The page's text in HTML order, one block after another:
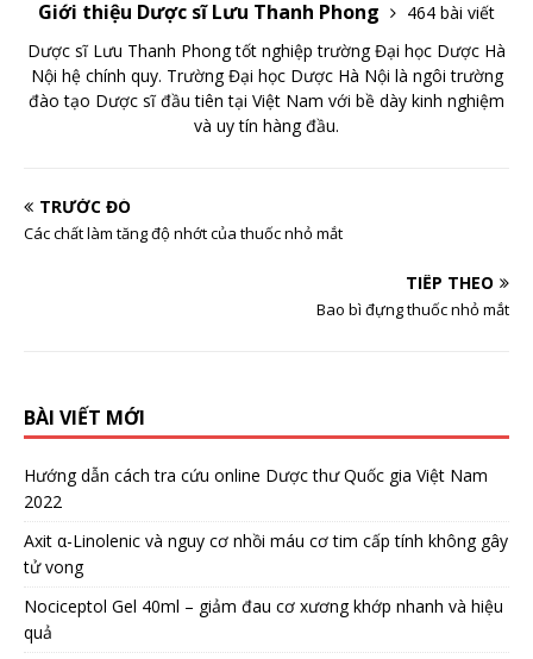
Giới thiệu Dược sĩ Lưu Thanh Phong
464 bài viết
Dược sĩ Lưu Thanh Phong tốt nghiệp trường Đại học Dược Hà
Nội hệ chính quy. Trường Đại học Dược Hà Nội là ngôi trường
đào tạo Dược sĩ đầu tiên tại Việt Nam với bề dày kinh nghiệm
và uy tín hàng đầu.
TRƯỚC ĐÓ
Các chất làm tăng độ nhớt của thuốc nhỏ mắt
TIẾP THEO
Bao bì đựng thuốc nhỏ mắt
BÀI VIẾT MỚI
Hướng dẫn cách tra cứu online Dược thư Quốc gia Việt Nam
2022
Axit α-Linolenic và nguy cơ nhồi máu cơ tim cấp tính không gây
tử vong
Nociceptol Gel 40ml – giảm đau cơ xương khớp nhanh và hiệu
quả